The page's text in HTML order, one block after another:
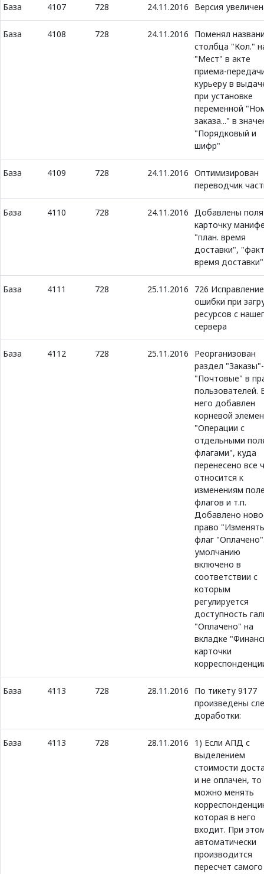
База 4107 728 24.11.2016 Версия
База 4108 728 24.11.2016
Поменял
столбца "Кол."
"Мест" в акте
приема-
курьеру в
при установке
переменной
заказа..." в
"Порядковый и
шифр"
База 4109 728 24.11.2016 Оптимизирован
переводчик
База 4110 728 24.11.2016 Добавлены
карточку
"план. время
доставки",
время доставки"
База 4111 728 25.11.2016
726 Исправление
ошибки при
ресурсов с
сервера
База 4112 728 25.11.2016
Реорганизован
раздел "Заказы"-
"Почтовые" в
пользователей.
него добавлен
корневой
"Операции с
отдельными
флагами", куда
перенесено все
относится к
изменениям
флагов и т.п.
Добавлено
право "Изменять
флаг
умолчанию
включено в
соответствии с
которым
регулируется
доступность
"Оплачено" на
вкладке
карточки
База 4113 728 28.11.2016
По тикету 9177
произведены
доработки:
База 4113 728 28.11.2016
1) Если АПД с
выделением
стоимости
и не оплачен, то
можно менять
которая в него
входит. При
автоматически
производится
пересчет самого